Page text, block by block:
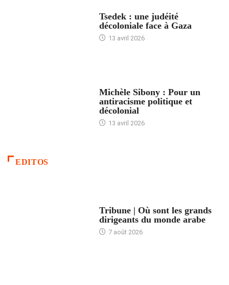
Tsedek : une judéité
décoloniale face à Gaza
13 avril 2026
Michèle Sibony : Pour un
antiracisme politique et
décolonial
13 avril 2026
EDITOS
Tribune | Où sont les grands
dirigeants du monde arabe
7 août 2026